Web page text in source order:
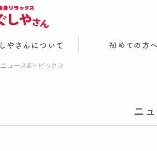
ニュース&トピックス
ニ